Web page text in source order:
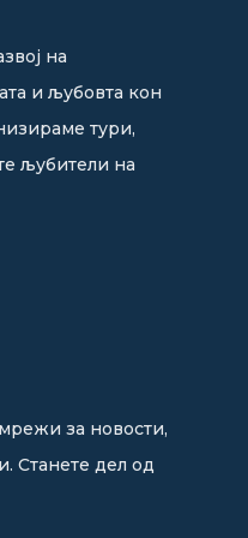
на
и љубовта кон
тури,
љубители на
за новости,
Станете дел од